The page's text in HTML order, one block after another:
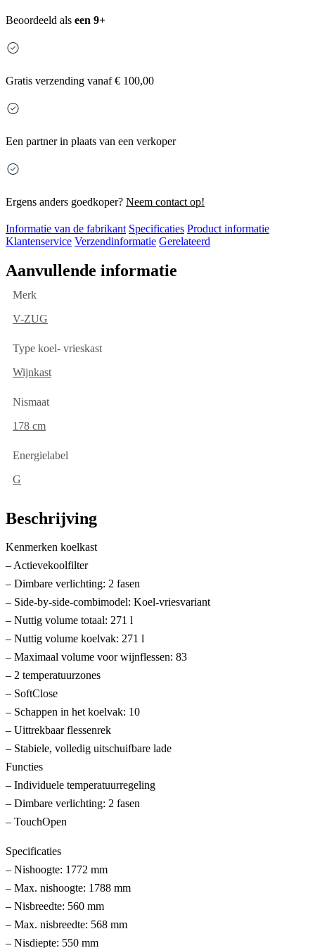
Beoordeeld als een 9+
Gratis verzending vanaf € 100,00
Een partner in plaats van een verkoper
Ergens anders goedkoper? Neem contact op!
Informatie van de fabrikant Specificaties Product informatie
Klantenservice Verzendinformatie Gerelateerd
Aanvullende informatie
Merk
V-ZUG
Type koel- vrieskast
Wijnkast
Nismaat
178 cm
Energielabel
G
Beschrijving
Kenmerken koelkast
– Actievekoolfilter
– Dimbare verlichting: 2 fasen
– Side-by-side-combimodel: Koel-vriesvariant
– Nuttig volume totaal: 271 l
– Nuttig volume koelvak: 271 l
– Maximaal volume voor wijnflessen: 83
– 2 temperatuurzones
– SoftClose
– Schappen in het koelvak: 10
– Uittrekbaar flessenrek
– Stabiele, volledig uitschuifbare lade
Functies
– Individuele temperatuurregeling
– Dimbare verlichting: 2 fasen
– TouchOpen
Specificaties
– Nishoogte: 1772 mm
– Max. nishoogte: 1788 mm
– Nisbreedte: 560 mm
– Max. nisbreedte: 568 mm
– Nisdiepte: 550 mm